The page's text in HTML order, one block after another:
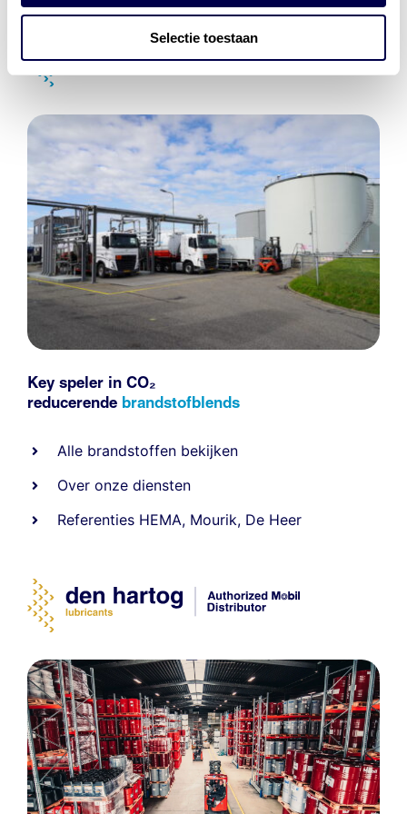
Selectie toestaan
Key speler in CO₂
reducerende brandstofblends
Alle brandstoffen bekijken
Over onze diensten
Referenties HEMA, Mourik, De Heer